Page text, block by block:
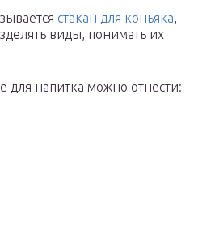
стакан для коньяка,
виды, понимать их
для напитка можно отнести: